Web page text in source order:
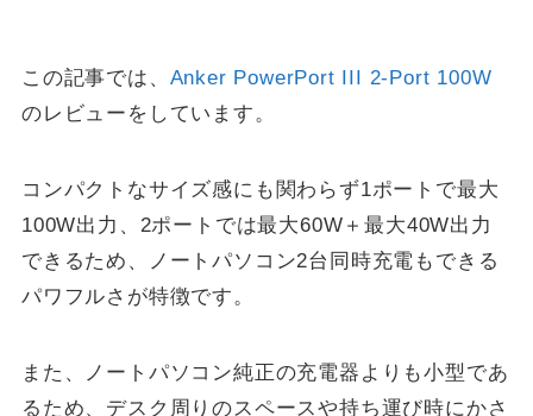
この記事では、 Anker PowerPort III 2-Port 100W
のレビューをしています。
コンパクトなサイズ感にも関わらず1ポートで最大
100W出力、2ポートでは最大60W＋最大40W出力
できるため、ノートパソコン2台同時充電もできる
パワフルさが特徴です。
また、ノートパソコン純正の充電器よりも小型であ
るため、デスク周りのスペースや持ち運び時にかさ